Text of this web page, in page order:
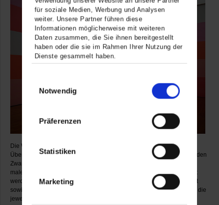
für soziale Medien, Werbung und Analysen
weiter. Unsere Partner führen diese
Informationen möglicherweise mit weiteren
Daten zusammen, die Sie ihnen bereitgestellt
haben oder die sie im Rahmen Ihrer Nutzung der
Dienste gesammelt haben.
Notwendig
Präferenzen
Statistiken
Marketing
Die Werkauswahl bietet auf den beiden Etagen des Museums einen
Überblick über die Entwicklung der geometrisch-abstrakten Kunst von den
Zwanzigerjahren bis in die Gegenwart. Sie umfasst überwiegend
malerische Positionen, die um mehrere Werke der Objektkunst ergänzt
werden. Darüber hinaus sind ein Farblicht-Raum von Stefanie Lampert
sowie eine raumbezogene Installation des Künstlers Platino zu sehen, die
jeweils anlässlich dieser Schau entworfen wurden.